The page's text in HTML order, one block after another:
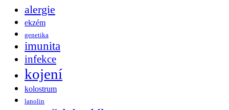
alergie
ekzém
genetika
imunita
infekce
kojení
kolostrum
lanolin